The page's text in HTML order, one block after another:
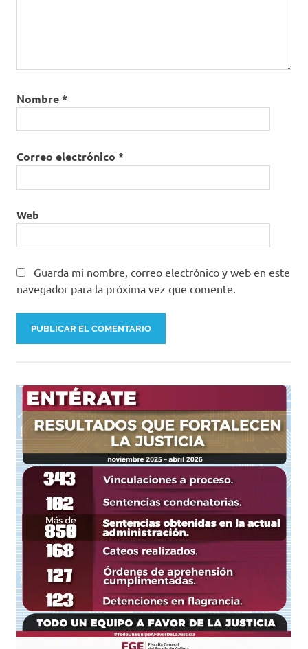
Nombre*
Correo electrónico *
Web
Guarda mi nombre, correo electrónico y web en este
navegador para la próxima vez que comente.